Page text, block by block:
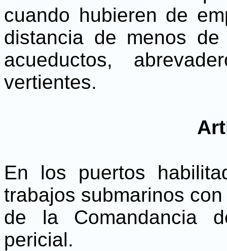
cuando hubieren de
distancia de menos
acueductos,
vertientes.
En los puertos
trabajos submarinos
de la Comandancia
pericial.